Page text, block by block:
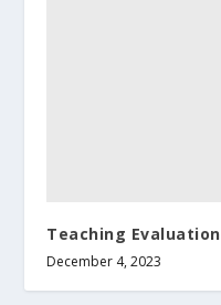
Teaching Evaluation
December 4, 2023